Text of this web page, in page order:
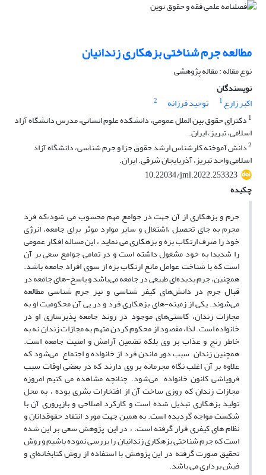
مطالعه جرم شناختی بزهکاری زندانیان
نوع مقاله : مقاله پژوهشی
نویسندگان
اکبر زارع 1 توحید فرزانه
2
1 دکترای حقوق بین الملل عمومی، دانشکده علوم انسانی، مدرس دانشگاه آزاد
اسلامی، تبریز، ایران.
2دانش آموخته کارشناس ارشد حقوق جزا و جرم شناسی، دانشگاه آزاد
اسلامی واحد تبریز، آذربایجان شرقی. ایران.
10.22034/jml.2022.253323
چکیده
جرم و بزهکاری از آن جهت در جوامع مهم محسوب می شود،که فرد
مجرم به جای تحصیل ،اشتغال و سایر موارد موثر برای جامعه، انرژی
خود را صرف ارتکاب بزه و بزهکاری می نماید ، این مساله افکار عمومی
را شدیدا به خود مشغول داشته است و در تمامی جوامع سعی بر آن
است که با شناخت عوامل مانع ارتکاب بزه از سوی افراد جامعه باشد.
همچنین، جرم پدیده‌ای طبیعی در جامعه می‌باشد و پاسخ-های جامعه در
قبال جرم در دانش‌های کیفر شناسی و نیز جرم شناسی مطالعه
می‌شوند. یکی از زمینه-های بزهکاری فرد و در پی آن محکومیت او به
مجازات زندان، کاستی‌های موجود در روند جامعه پذیرسازی او در
خانواده است. لذا، مقصود از محکوم کردن متهم به مجازات زندان نه به
خاطر رنج و عذاب بر وی بلکه تضمین آرامش و امنیت جامعه است.
همچنین زندان سبب دور ماندن فرد از خانواده و اجتماع می‌شود که
علاوه بر آن اغلب نگاه مجرمانه بر وی دارند که در بعضی اوقات سبب
فروپاشی کانون خانواده می‌شود. چنانچه مشاهده می کنیم امروزه
مجازات زندان که روزی ساخت آن از افتخارات بشری بوده ، به محل
تولید بزهکاری تبدیل شده است و کارکرد اصلاحی و بازپروری آن با
شکست مواجه گردیده است. به همین جهت مورد انتقاد حقوقدانان و
نظام های کیفری قرار گرفته است. ، در این پژوهش سعی بر این شده
است که جرم شناختی بزهکاری زندانیان را بررسی نموده باشیم و روش
تحقیق صورت گرفته در این پژوهش با استفاده از روش کتابخانه‌ای و
فیش برداری می باشد.